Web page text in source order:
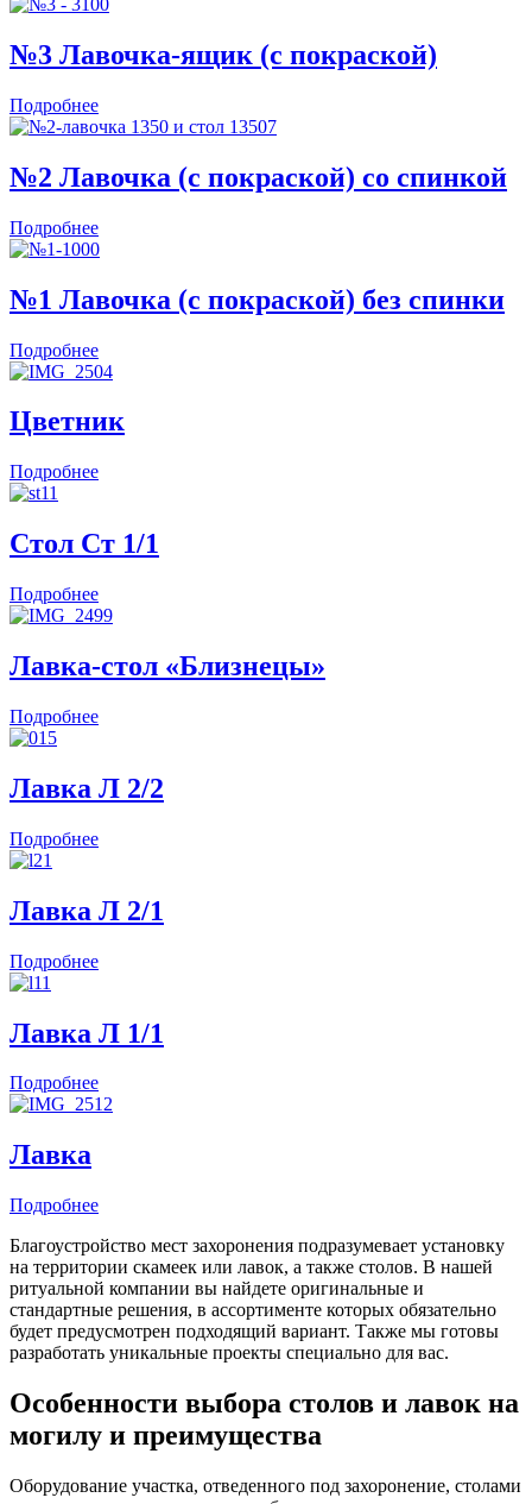
№3 Лавочка-ящик (с покраской)
Подробнее
№2 Лавочка (с покраской) со спинкой
Подробнее
№1 Лавочка (с покраской) без спинки
Подробнее
Цветник
Подробнее
Стол Ст 1/1
Подробнее
Лавка-стол «Близнецы»
Подробнее
Лавка Л 2/2
Подробнее
Лавка Л 2/1
Подробнее
Лавка Л 1/1
Подробнее
Лавка
Подробнее
Благоустройство мест захоронения подразумевает установку
на территории скамеек или лавок, а также столов. В нашей
ритуальной компании вы найдете оригинальные и
стандартные решения, в ассортименте которых обязательно
будет предусмотрен подходящий вариант. Также мы готовы
разработать уникальные проекты специально для вас.
Особенности выбора столов и лавок на
могилу и преимущества
Оборудование участка, отведенного под захоронение, столами